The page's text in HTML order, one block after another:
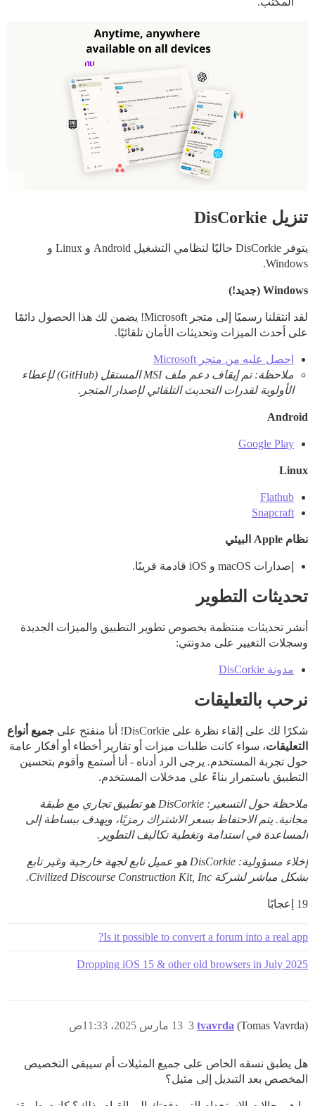
تنزيل DisCorkie
يتوفر DisCorkie حاليًا لنظامي التشغيل Android و Linux و
Windows.
Windows (جديد!)
لقد انتقلنا رسميًا إلى متجر Microsoft! يضمن لك هذا الحصول دائمًا
على أحدث الميزات وتحديثات الأمان تلقائيًا.
احصل عليه من متجر Microsoft
ملاحظة: تم إيقاف دعم ملف MSI المستقل (GitHub) لإعطاء
الأولوية لقدرات التحديث التلقائي لإصدار المتجر.
Android
Google Play
Linux
Flathub
Snapcraft
نظام Apple البيئي
إصدارات macOS و iOS قادمة قريبًا.
تحديثات التطوير
أنشر تحديثات منتظمة بخصوص تطوير التطبيق والميزات الجديدة
وسجلات التغيير على مدونتي:
مدونة DisCorkie
نرحب بالتعليقات
شكرًا لك على إلقاء نظرة على DisCorkie! أنا منفتح على
جميع أنواع
التعليقات، سواء كانت طلبات ميزات أو تقارير أخطاء أو أفكار عامة
حول تجربة المستخدم. يرجى الرد أدناه - أنا أستمع وأقوم بتحسين
التطبيق باستمرار بناءً على مدخلات المستخدم.
ملاحظة حول التسعير: DisCorkie هو تطبيق تجاري مع طبقة
مجانية. يتم الاحتفاظ بسعر الاشتراك رمزيًا، ويهدف ببساطة إلى
المساعدة في استدامة وتغطية تكاليف التطوير.
إخلاء مسؤولية: DisCorkie هو عميل تابع لجهة خارجية وغير تابع
بشكل مباشر لشركة Civilized Discourse Construction Kit, Inc.
19 إعجابًا
Is it possible to convert a forum into a real app?
Dropping iOS 15 & other old browsers in July 2025
tvavrda (Tomas Vavrda) 13 مارس 2025، 11:33ص 3
هل يطبق نسقه الخاص على جميع المثيلات أم سيبقى التخصيص
المخصص بعد التبديل إلى مثيل؟